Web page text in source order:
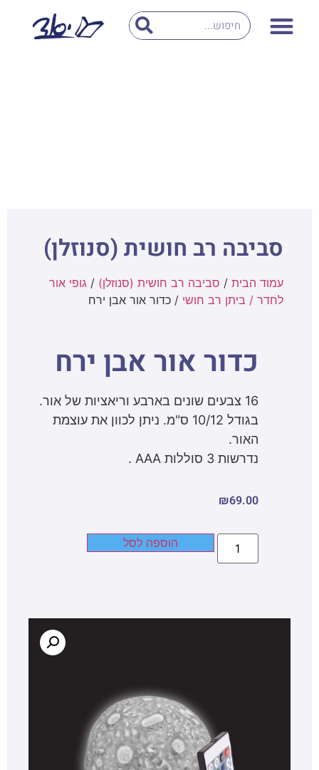
סביבה רב חושית (סנוזלן)
עמוד הבית / סביבה רב חושית (סנוזלן) / גופי אור
לחדר / ביתן רב חושי / כדור אור אבן ירח
כדור אור אבן ירח
16 צבעים שונים בארבע וריאציות של אור.
בגודל 10/12 ס"מ. ניתן לכוון את עוצמת
האור.
נדרשות 3 סוללות AAA .
₪69.00
הוספה לסל